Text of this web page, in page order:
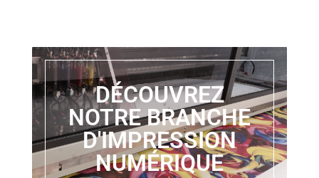
DÉCOUVREZ
NOTRE BRANCHE
D'IMPRESSION
NUMÉRIQUE